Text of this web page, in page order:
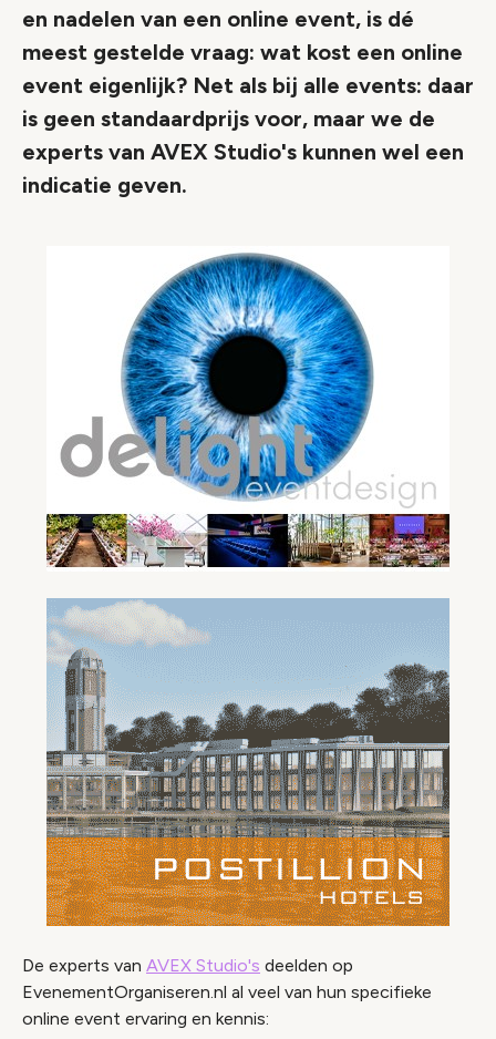
en nadelen van een online event, is dé
meest gestelde vraag: wat kost een online
event eigenlijk? Net als bij alle events: daar
is geen standaardprijs voor, maar we de
experts van AVEX Studio's kunnen wel een
indicatie geven.
De experts van AVEX Studio's deelden op
EvenementOrganiseren.nl al veel van hun specifieke
online event ervaring en kennis: